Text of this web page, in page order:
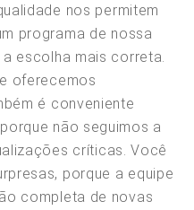
nos permitem
programa de nossa
escolha mais correta.
oferecemos
é conveniente
não seguimos a
críticas. Você
porque a equipe
completa de novas